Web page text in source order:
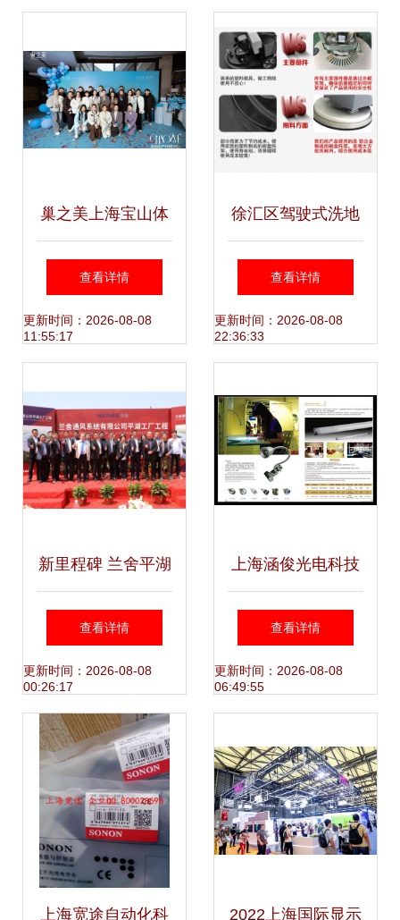
巢之美上海宝山体
验店3月18日温暖
启幕 生殖美学生根
询赋能女性新生
查看详情
更新时间：2026-08-08
11:55:17
徐汇区驾驶式洗地
机 上海洗地利器不
二之选——柔印洗
解析
查看详情
更新时间：2026-08-08
22:36:33
新里程碑 兰舍平湖
工厂建设开工仪式
圆满举行
查看详情
更新时间：2026-08-08
00:26:17
上海涵俊光电科技
大功率LED投光灯
与射灯的技术革新
查看详情
更新时间：2026-08-08
06:49:55
上海宽途自动化科 2022上海国际显示